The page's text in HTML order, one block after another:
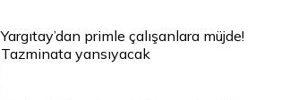
Yargıtay’dan primle çalışanlara müjde!
Tazminata yansıyacak